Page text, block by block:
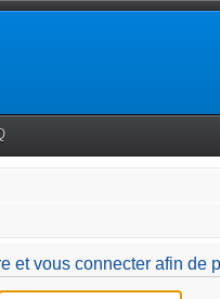
et vous connecter afin de